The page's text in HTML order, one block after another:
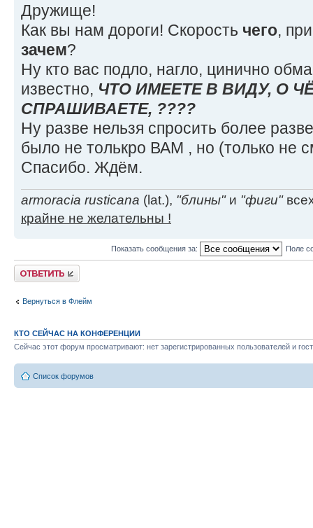
Дружище!
Как вы нам дороги! Скорость чего,
зачем?
Ну кто вас подло, нагло, цинично
известно, ЧТО ИМЕЕТЕ В ВИДУ, О
СПРАШИВАЕТЕ, ????
Ну разве нельзя спросить более
было не толькро ВАМ , но (только не
Спасибо. Ждём.
armoracia rusticana (lat.), "блины"и "фиги"
крайне не желательны !
Показать сообщения за: Поле
Ответить
Вернуться в Флейм
КТО СЕЙЧАС НА КОНФЕРЕНЦИИ
Сейчас этот форум просматривают: нет зарегистрированных пользователей и
Список форумов